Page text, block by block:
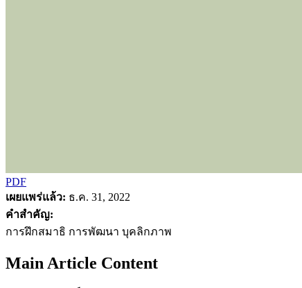
PDF
เผยแพร่แล้ว: ธ.ค. 31, 2022
คำสำคัญ:
การฝึกสมาธิ การพัฒนา บุคลิกภาพ
Main Article Content